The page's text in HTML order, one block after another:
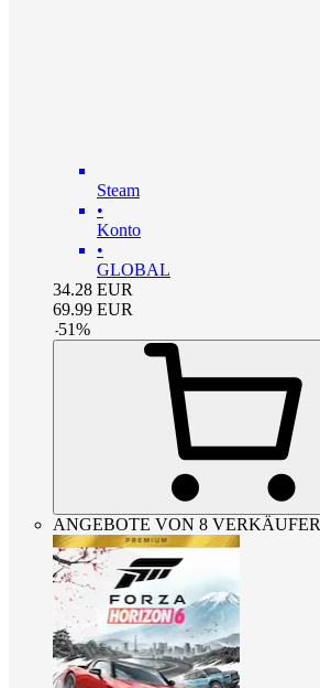
Steam
•
Konto
•
GLOBAL
34.28 EUR
69.99 EUR
-51%
ANGEBOTE VON 8 VERKÄUFER